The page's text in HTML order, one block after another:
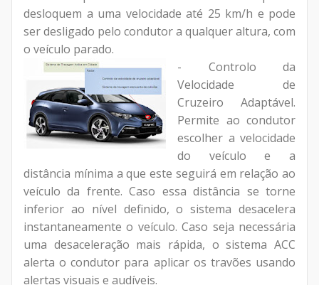
desloquem a uma velocidade até 25 km/h e pode
ser desligado pelo condutor a qualquer altura, com
o veículo parado.
- Controlo da
Velocidade de
Cruzeiro Adaptável.
Permite ao condutor
escolher a velocidade
do veículo e a
distância mínima a que este seguirá em relação ao
veículo da frente. Caso essa distância se torne
inferior ao nível definido, o sistema desacelera
instantaneamente o veículo. Caso seja necessária
uma desaceleração mais rápida, o sistema ACC
alerta o condutor para aplicar os travões usando
alertas visuais e audíveis.